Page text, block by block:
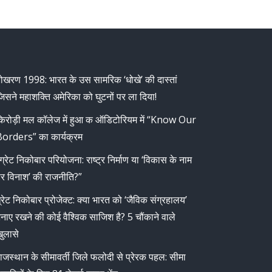
1998: भारत के उस सामरिक ‘धोखे’ की दास्तां
महाशक्ति अमेरिका को घुटनों पर ला दिया!
मल कॉलेज में हुआ क ऑडिटोरियम में “Know Our
का कार्यक्रम
निकोबार परियोजना: राष्ट्र निर्माण या ‘विकास के नाम
विनाश’ की राजनीति?”
निकोबार प्रोजेक्ट: क्या भारत को ‘जैविक संग्रहालय’
रखने की कोई वैश्विक साजिश है? 5 चौंकाने वाले
के सीमावर्ती जिले फलोदी से प्रेरक पहल: सीमा